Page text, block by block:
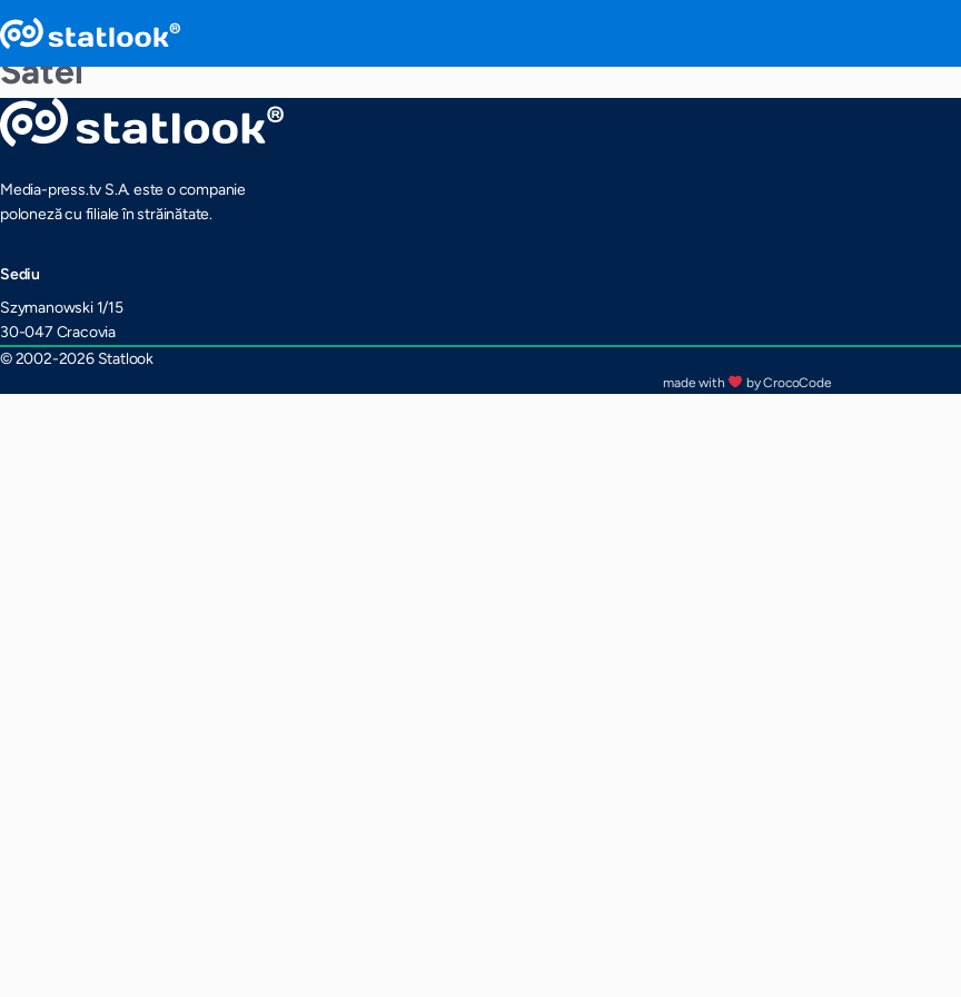
Satel
Media-press.tv S.A. este o companie
poloneză cu filiale în străinătate.
Sediu
Szymanowski 1/15
30-047 Cracovia
© 2002-2026 Statlook
made with by CrocoCode